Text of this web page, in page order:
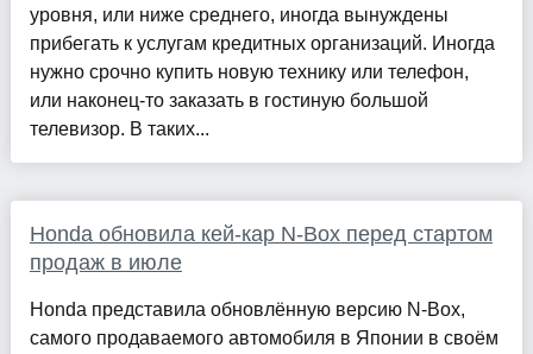
уровня, или ниже среднего, иногда вынуждены
прибегать к услугам кредитных организаций. Иногда
нужно срочно купить новую технику или телефон,
или наконец-то заказать в гостиную большой
телевизор. В таких...
Honda обновила кей-кар N-Box перед стартом
продаж в июле
Honda представила обновлённую версию N-Box,
самого продаваемого автомобиля в Японии в своём